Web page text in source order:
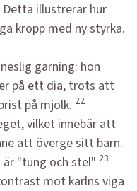
Detta illustrerar hur
kropp med ny styrka.
gärning: hon
på ett dia, trots att
på mjölk. 22
vilket innebär att
att överge sitt barn.
"tung och stel" 23
mot karlns viga